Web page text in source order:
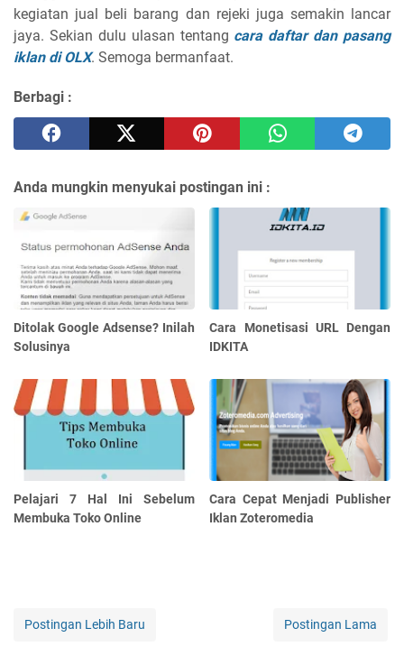
kegiatan jual beli barang dan rejeki juga semakin lancar
jaya. Sekian dulu ulasan tentang cara daftar dan pasang
iklan di OLX. Semoga bermanfaat.
Berbagi :
Anda mungkin menyukai postingan ini :
Ditolak Google Adsense? Inilah
Solusinya
Cara Monetisasi URL Dengan
IDKITA
Pelajari 7 Hal Ini Sebelum
Membuka Toko Online
Cara Cepat Menjadi Publisher
Iklan Zoteromedia
Postingan Lebih Baru Postingan Lama